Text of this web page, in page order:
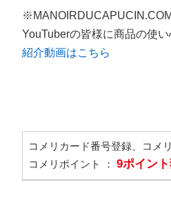
YouTuberの皆様に商品の使
紹介動画はこちら
コメリカード番号登録、コメ
コメリポイント ： 9ポイン